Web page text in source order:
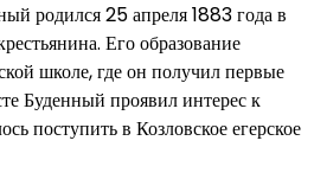
родился 25 апреля 1883 года в
Его образование
школе, где он получил первые
Буденный проявил интерес к
поступить в Козловское егерское